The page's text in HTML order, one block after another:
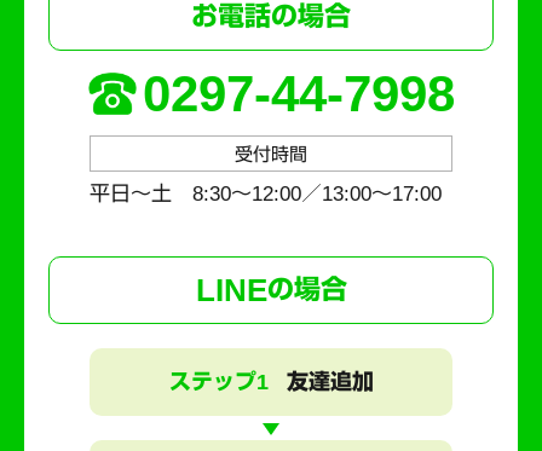
お電話の場合
0297-44-7998
受付時間
平日～土 8:30〜12:00／13:00〜17:00
LINEの場合
ステップ1 友達追加